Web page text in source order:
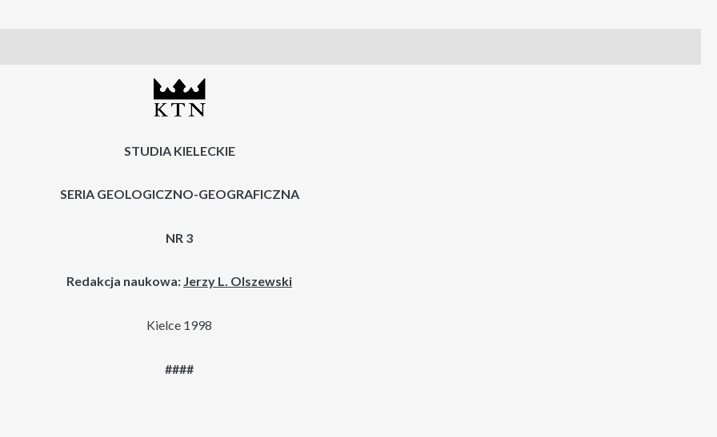
STUDIA KIELECKIE
SERIA GEOLOGICZNO-GEOGRAFICZNA
NR 3
Redakcja naukowa: Jerzy L. Olszewski
Kielce 1998
####